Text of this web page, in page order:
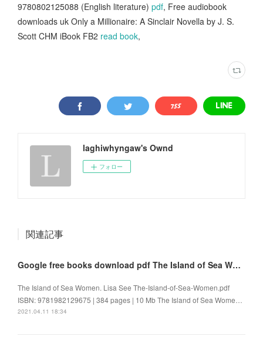
9780802125088 (English literature) pdf, Free audiobook
downloads uk Only a Millionaire: A Sinclair Novella by J. S.
Scott CHM iBook FB2 read book,
laghiwhyngaw's Ownd
フォロー
関連記事
Google free books download pdf The Island of Sea Women 9781982129675 by Lisa See English version
The Island of Sea Women. Lisa See The-Island-of-Sea-Women.pdf
ISBN: 9781982129675 | 384 pages | 10 Mb The Island of Sea Wome…
2021.04.11 18:34